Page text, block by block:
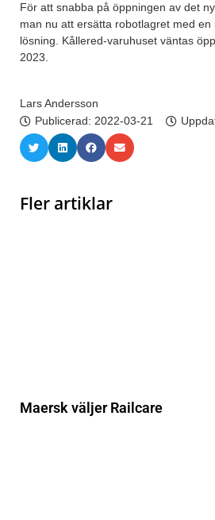
För att snabba på öppningen av det
man nu att ersätta robotlagret med en
lösning. Kållered-varuhuset väntas
2023.
Lars Andersson
Publicerad: 2022-03-21
Fler artiklar
Maersk väljer Railcare